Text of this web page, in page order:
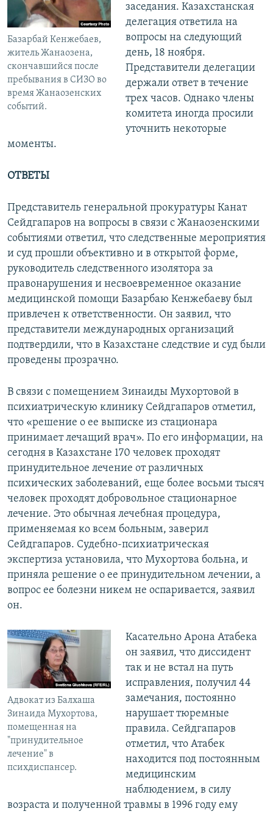
Базарбай Кенжебаев,
житель Жанаозена,
скончавшийся после
пребывания в СИЗО во
время Жанаозенских
событий.
заседания. Казахстанская
делегация ответила на
вопросы на следующий
день, 18 ноября.
Представители делегации
держали ответ в течение
трех часов. Однако члены
комитета иногда просили
уточнить некоторые
моменты.
ОТВЕТЫ
Представитель генеральной прокуратуры Канат
Сейдгапаров на вопросы в связи с Жанаозенскими
событиями ответил, что следственные мероприятия
и суд прошли объективно и в открытой форме,
руководитель следственного изолятора за
правонарушения и несвоевременное оказание
медицинской помощи Базарбаю Кенжебаеву был
привлечен к ответственности. Он заявил, что
представители международных организаций
подтвердили, что в Казахстане следствие и суд были
проведены прозрачно.
В связи с помещением Зинаиды Мухортовой в
психиатрическую клинику Сейдгапаров отметил,
что «решение о ее выписке из стационара
принимает лечащий врач». По его информации, на
сегодня в Казахстане 170 человек проходят
принудительное лечение от различных
психических заболеваний, еще более восьми тысяч
человек проходят добровольное стационарное
лечение. Это обычная лечебная процедура,
применяемая ко всем больным, заверил
Сейдгапаров. Судебно-психиатрическая
экспертиза установила, что Мухортова больна, и
приняла решение о ее принудительном лечении, а
вопрос ее болезни никем не оспаривается, заявил
он.
Адвокат из Балхаша
Зинаида Мухортова,
помещенная на
"принудительное
лечение" в
психдиспансер.
Касательно Арона Атабека
он заявил, что диссидент
так и не встал на путь
исправления, получил 44
замечания, постоянно
нарушает тюремные
правила. Сейдгапаров
отметил, что Атабек
находится под постоянным
медицинским
наблюдением, в силу
возраста и полученной травмы в 1996 году ему